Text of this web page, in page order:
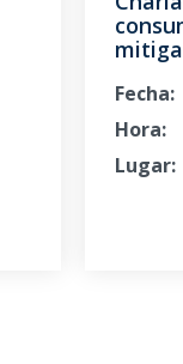
Fecha:
Hora:
Lugar: